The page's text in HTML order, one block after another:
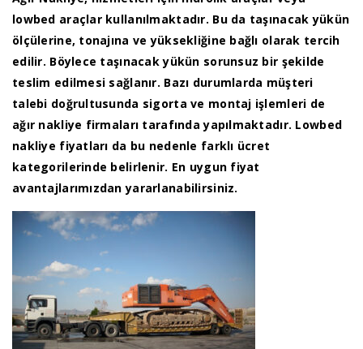
lowbed araçlar kullanılmaktadır. Bu da taşınacak yükün
ölçülerine, tonajına ve yüksekliğine bağlı olarak tercih
edilir. Böylece taşınacak yükün sorunsuz bir şekilde
teslim edilmesi sağlanır. Bazı durumlarda müşteri
talebi doğrultusunda sigorta ve montaj işlemleri de
ağır nakliye firmaları tarafında yapılmaktadır. Lowbed
nakliye fiyatları da bu nedenle farklı ücret
kategorilerinde belirlenir. En uygun fiyat
avantajlarımızdan yararlanabilirsiniz.